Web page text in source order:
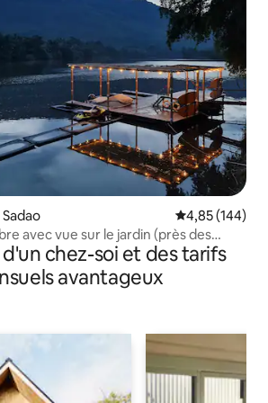
Évaluation
4,85 (144)
avec vue sur le jardin (près des
chez-soi et des tarifs
avantageux